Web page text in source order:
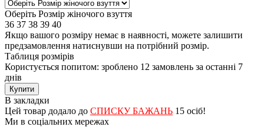
Оберіть Розмір жіночого взуття
36 37 38 39 40
Якщо вашого розміру немає в наявності, можете залишити
предзамовлення натиснувши на потрібний розмір.
Таблиця розмірів
Користується попитом: зроблено 12 замовлень за останні 7
днів
Купити
В закладки
Цей товар додало до СПИСКУ БАЖАНЬ 15 осіб!
Ми в соціальних мережах